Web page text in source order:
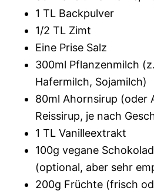
1 TL Backpulver
1/2 TL Zimt
Eine Prise Salz
300ml Pflanzenmilch
Hafermilch, Sojamilch)
80ml Ahornsirup (oder
Reissirup, je nach
1 TL Vanilleextrakt
100g vegane
(optional, aber sehr
200g Früchte (frisch